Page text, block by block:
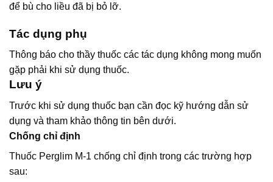
để bù cho liều đã bị bỏ lỡ.
Tác dụng phụ
Thông báo cho thầy thuốc các tác dụng không mong muốn
gặp phải khi sử dụng thuốc.
Lưu ý
Trước khi sử dụng thuốc bạn cần đọc kỹ hướng dẫn sử
dụng và tham khảo thông tin bên dưới.
Chống chỉ định
Thuốc Perglim M-1 chống chỉ định trong các trường hợp
sau: